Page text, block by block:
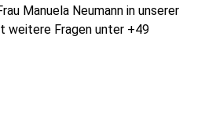
Manuela Neumann in unserer
weitere Fragen unter +49